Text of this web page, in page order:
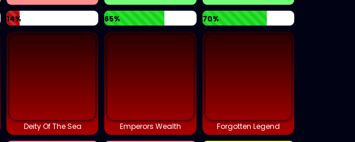
14% 65% 70%
Deity Of The Sea Emperors Wealth Forgotten Legend